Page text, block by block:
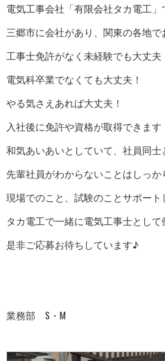
電気工事会社「有限会社タカ電工
三郷市に会社があり、関東の各地で
工事士免許がなく未経験でも大丈夫
電気科卒業でなくても大丈夫！
やる気さえあれば大丈夫！
入社後に免許や資格が取得できます
和気あいあいとしていて、社員同
先輩社員がわからないことはしっか
現場でのこと、試験のことサポー
タカ電工で一緒に電気工事士として
是非ご応募お待ちしています♪
業務部 S・M